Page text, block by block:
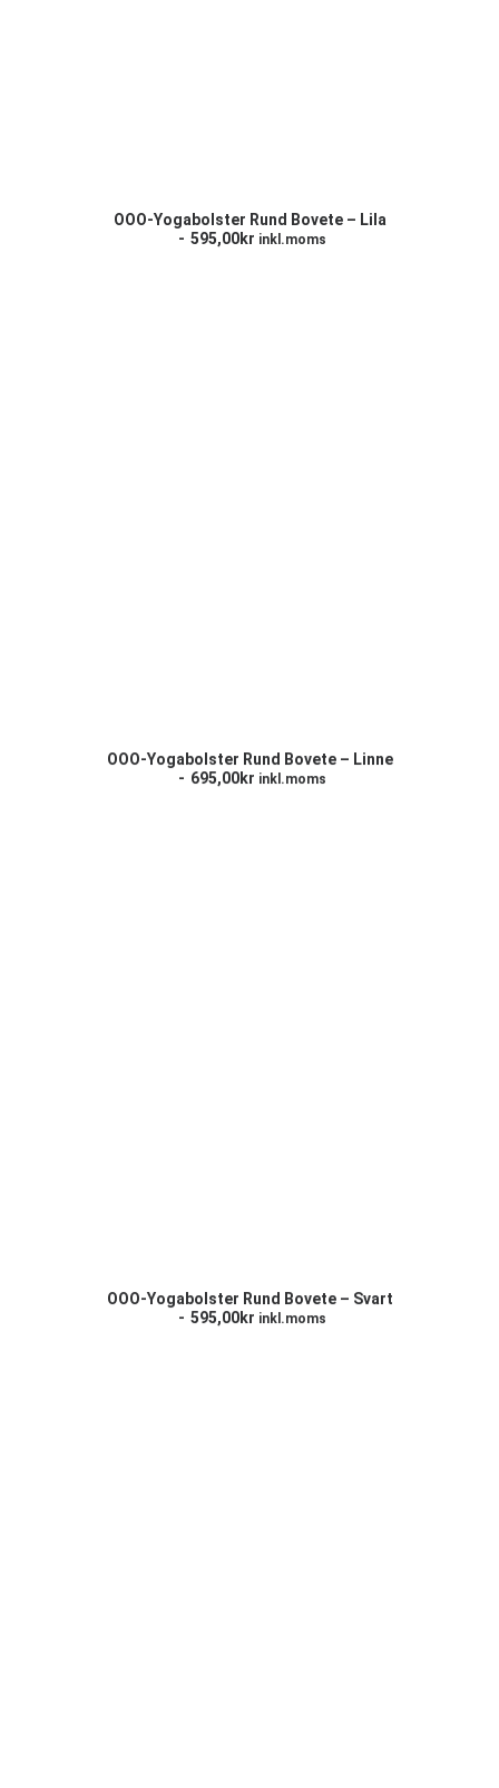
LÄGG TILL I VARUKORG
OOO-Yogabolster Rund Bovete – Lila
595,00kr inkl.moms
LÄGG TILL I VARUKORG
OOO-Yogabolster Rund Bovete – Linne
695,00kr inkl.moms
LÄGG TILL I VARUKORG
OOO-Yogabolster Rund Bovete – Svart
595,00kr inkl.moms